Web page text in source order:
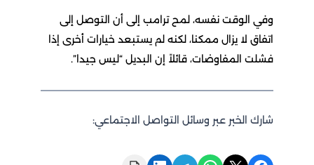
وفي الوقت نفسه، لمح ترامب إلى أن التوصل إلى
اتفاق لا يزال ممكنا، لكنه لم يستبعد خيارات أخرى إذا
فشلت المفاوضات، قائلاً إن البديل “ليس جيدا”.
شارك الخبر عبر وسائل التواصل الاجتماعي: